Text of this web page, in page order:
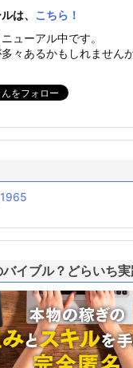
は、 こちら！
ューアル中です。
々あるかもしれません
イブル？どらいち